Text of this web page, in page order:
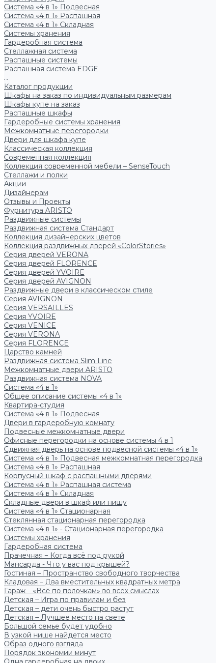
Система «4 в 1» Подвесная
Система «4 в 1» Распашная
Система «4 в 1» Складная
Системы хранения
Гардеробная система
Стеллажная система
Распашные системы
Распашная система EDGE
...
Каталог продукции
Шкафы на заказ по индивидуальным размерам
Шкафы купе на заказ
Распашные шкафы
Гардеробные системы хранения
Межкомнатные перегородки
Двери для шкафа купе
Классическая коллекция
Современная коллекция
Коллекция современной мебели – SenseTouch
Стеллажи и полки
Акции
Дизайнерам
Отзывы и Проекты
Фурнитура ARISTO
Раздвижные системы
Раздвижная система Стандарт
Коллекция дизайнерских цветов
Коллекция раздвижных дверей «ColorStories»
Серия дверей VERONA
Серия дверей FLORENCE
Серия дверей YVOIRE
Серия дверей AVIGNON
Раздвижные двери в классическом стиле
Серия AVIGNON
Серия VERSAILLES
Серия YVOIRE
Серия VENICE
Серия VERONA
Серия FLORENCE
Царство камней
Раздвижная система Slim Line
Межкомнатные двери ARISTO
Раздвижная система NOVA
Система «4 в 1»
Общее описание системы «4 в 1»
Квартира-студия
Система «4 в 1» Подвесная
Двери в гардеробную комнату
Подвесные межкомнатные двери
Офисные перегородки на основе системы 4 в 1
Сдвижная дверь на основе подвесной системы «4 в 1»
Система «4 в 1» Подвесная межкомнатная перегородка
Система «4 в 1» Распашная
Корпусный шкаф с распашными дверями
Система «4 в 1» Распашная система
Система «4 в 1» Складная
Складные двери в шкаф или нишу
Система «4 в 1» Стационарная
Стеклянная стационарная перегородка
Система «4 в 1» - Стационарная перегородка
Системы хранения
Гардеробная система
Прачечная – Когда всё под рукой
Мансарда - Что у вас под крышей?
Гостиная – Пространство свободного творчества
Кладовая – Два вместительных квадратных метра
Гараж – «Всё по полочкам» во всех смыслах
Детская – Игра по правилам и без
Детская – дети очень быстро растут
Детская – Лучшее место на свете
Большой семье будет удобно
В узкой нише найдется место
Образ одного взгляда
Порядок экономии минут